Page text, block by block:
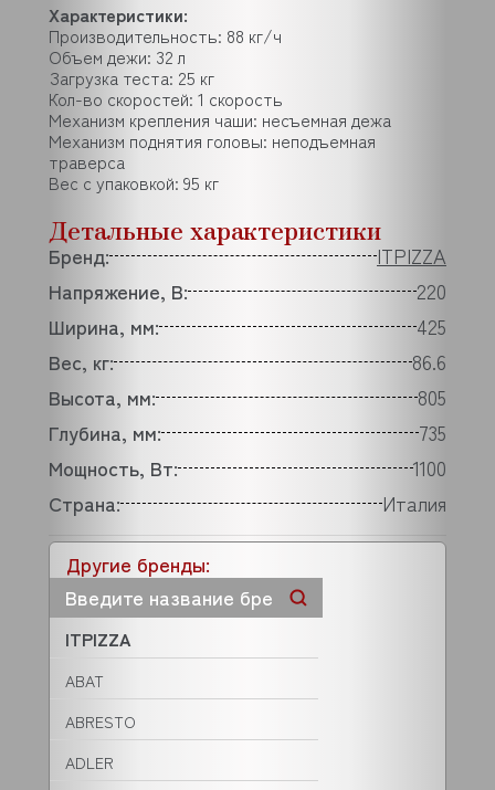
Другие бренды:
ITPIZZA
ABAT
ABRESTO
ADLER
Характеристики:
Производительность: 88 кг/ч
Объем дежи: 32 л
Загрузка теста: 25 кг
Кол-во скоростей: 1 скорость
Механизм крепления чаши: несъемная дежа
Механизм поднятия головы: неподъемная
траверса
Вес с упаковкой: 95 кг
Детальные характеристики
Бренд:
ITPIZZA
Напряжение, В:
220
Ширина, мм:
425
Вес, кг:
86.6
Высота, мм:
805
Глубина, мм:
735
Мощность, Вт:
1100
Страна:
Италия